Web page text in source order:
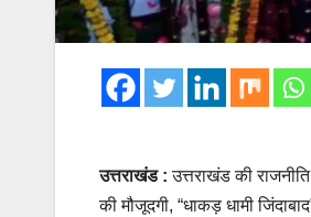
उत्तराखंड : उत्तराखंड की
की मौजूदगी, “धाकड़ धामी